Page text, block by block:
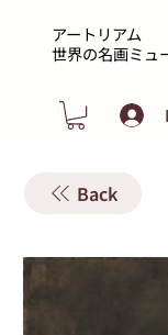
アートリアム
世界の名画ミュ
Back